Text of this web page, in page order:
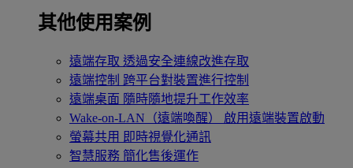
其他使用案例
遠端存取 透過安全連線改進存取
遠端控制 跨平台對裝置進行控制
遠端桌面 隨時隨地提升工作效率
Wake-on-LAN（遠端喚醒）
啟用遠端裝置啟動
螢幕共用 即時視覺化通訊
智慧服務 簡化售後運作